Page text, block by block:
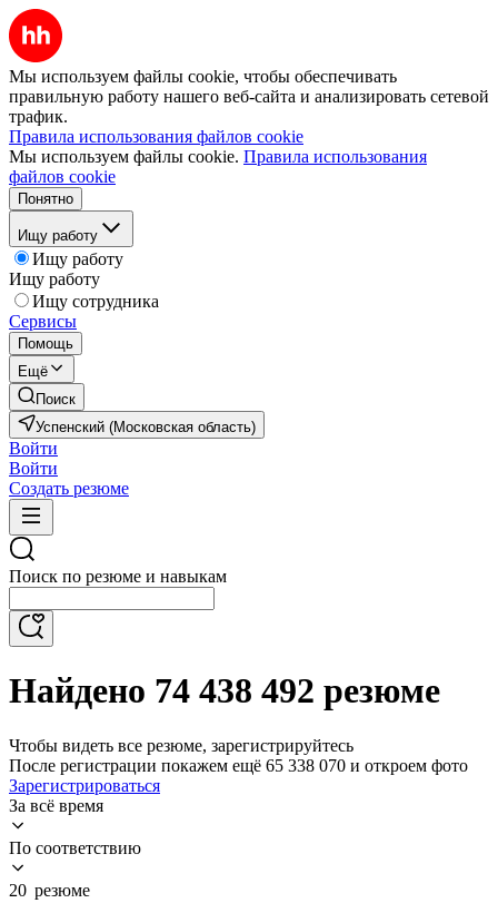
Мы используем файлы cookie, чтобы обеспечивать
правильную работу нашего веб-сайта и анализировать сетевой
трафик.
Правила использования файлов cookie
Мы используем файлы cookie. Правила использования
файлов cookie
Понятно
Ищу работу
Ищу работу
Ищу работу
Ищу сотрудника
Сервисы
Помощь
Ещё
Поиск
Успенский (Московская область)
Войти
Войти
Создать резюме
Поиск по резюме и навыкам
Найдено 74 438 492 резюме
Чтобы видеть все резюме, зарегистрируйтесь
После регистрации покажем ещё 65 338 070 и откроем фото
Зарегистрироваться
За всё время
По соответствию
20 резюме